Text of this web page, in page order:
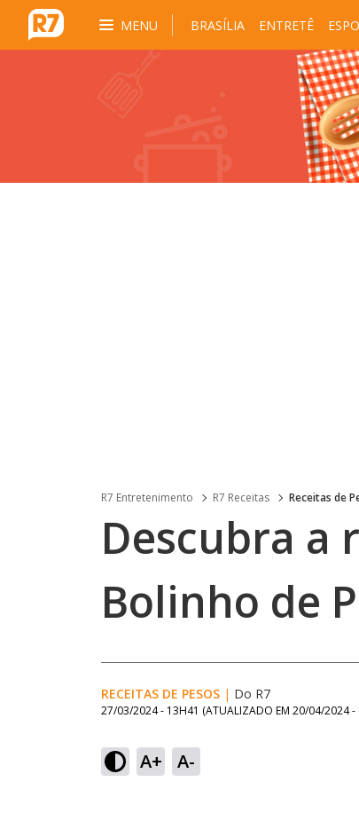
MENU BRASÍLIA ENTRETÊ
R7 Entretenimento R7 Receitas Receitas de
Descubra a
Bolinho de
RECEITAS DE PESOS | Do R7
27/03/2024 - 13H41 (ATUALIZADO EM 20/04/2024 -
A+ A-